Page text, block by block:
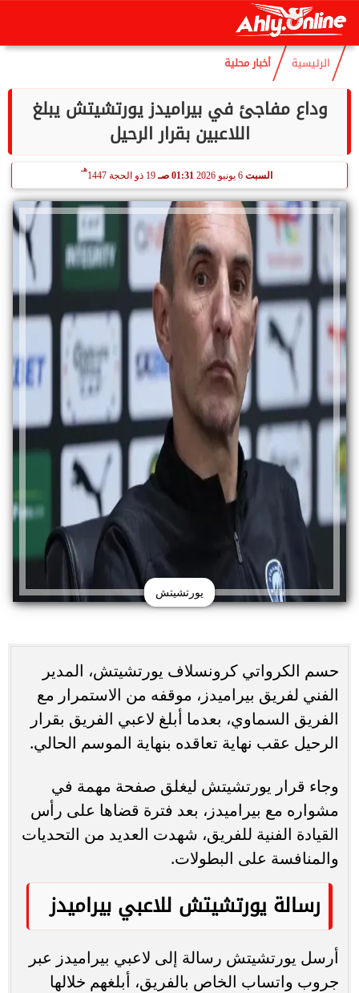
الجمعة
الرئيسية أخبار محلية
وداع مفاجئ في بيراميدز يورتشيتش يبلغ
اللاعبين بقرار الرحيل
السبت 6 يونيو 2026 01:31 صـ 19 ذو الحجة 1447
هـ
يورتشيتش
حسم الكرواتي كرونسلاف يورتشيتش، المدير
الفني لفريق بيراميدز، موقفه من الاستمرار مع
الفريق السماوي، بعدما أبلغ لاعبي الفريق بقرار
الرحيل عقب نهاية تعاقده بنهاية الموسم الحالي.
وجاء قرار يورتشيتش ليغلق صفحة مهمة في
مشواره مع بيراميدز، بعد فترة قضاها على رأس
القيادة الفنية للفريق، شهدت العديد من التحديات
والمنافسة على البطولات.
رسالة يورتشيتش للاعبي بيراميدز
أرسل يورتشيتش رسالة إلى لاعبي بيراميدز عبر
جروب واتساب الخاص بالفريق، أبلغهم خلالها